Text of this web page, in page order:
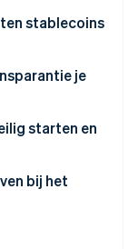
stablecoins
je
te vergroten
starten en
bij het
geld